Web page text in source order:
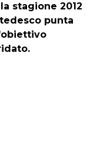
stagione 2012
punta